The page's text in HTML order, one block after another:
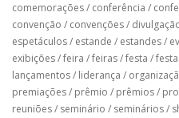
comemorações/ conferência /
convenção / convenções/
espetáculos/ estande / estandes/
exibições/feira /feiras/festa /
lançamentos/ liderança /
premiações/ prêmio / prêmios/
reuniões/ seminário / seminários/